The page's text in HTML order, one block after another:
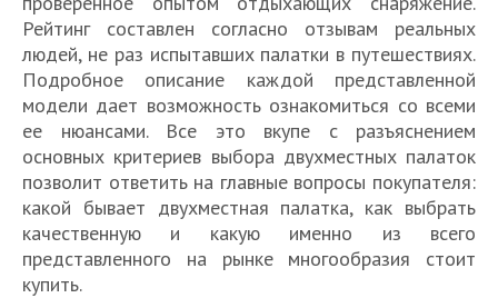
Рейтинг составлен согласно отзывам реальных
людей, не раз испытавших палатки в путешествиях.
Подробное описание каждой представленной
модели дает возможность ознакомиться со всеми
ее нюансами. Все это вкупе с разъяснением
основных критериев выбора двухместных палаток
позволит ответить на главные вопросы покупателя:
какой бывает двухместная палатка, как выбрать
качественную и какую именно из всего
представленного на рынке многообразия стоит
купить.